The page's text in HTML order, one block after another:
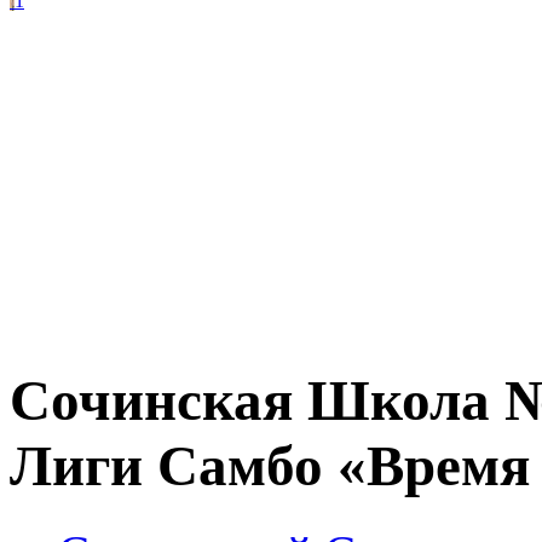
Сочинская Школа
Лиги Самбо